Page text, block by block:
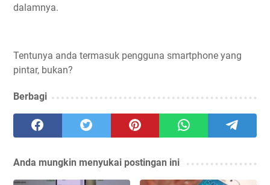
dalamnya.
Tentunya anda termasuk pengguna smartphone yang
pintar, bukan?
Berbagi
Anda mungkin menyukai postingan ini